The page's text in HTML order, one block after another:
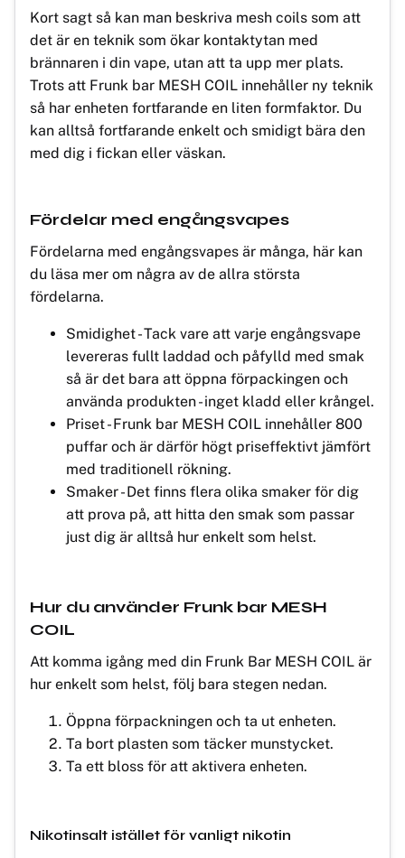
Kort sagt så kan man beskriva mesh coils som att
det är en teknik som ökar kontaktytan med
brännaren i din vape, utan att ta upp mer plats.
Trots att Frunk bar MESH COIL innehåller ny teknik
så har enheten fortfarande en liten formfaktor. Du
kan alltså fortfarande enkelt och smidigt bära den
med dig i fickan eller väskan.
Fördelar med engångsvapes
Fördelarna med engångsvapes är många, här kan
du läsa mer om några av de allra största
fördelarna.
Smidighet - Tack vare att varje engångsvape
levereras fullt laddad och påfylld med smak
så är det bara att öppna förpackingen och
använda produkten - inget kladd eller krångel.
Priset - Frunk bar MESH COIL innehåller 800
puffar och är därför högt priseffektivt jämfört
med traditionell rökning.
Smaker - Det finns flera olika smaker för dig
att prova på, att hitta den smak som passar
just dig är alltså hur enkelt som helst.
Hur du använder Frunk bar MESH
COIL
Att komma igång med din Frunk Bar MESH COIL är
hur enkelt som helst, följ bara stegen nedan.
Öppna förpackningen och ta ut enheten.
Ta bort plasten som täcker munstycket.
Ta ett bloss för att aktivera enheten.
Nikotinsalt istället för vanligt nikotin